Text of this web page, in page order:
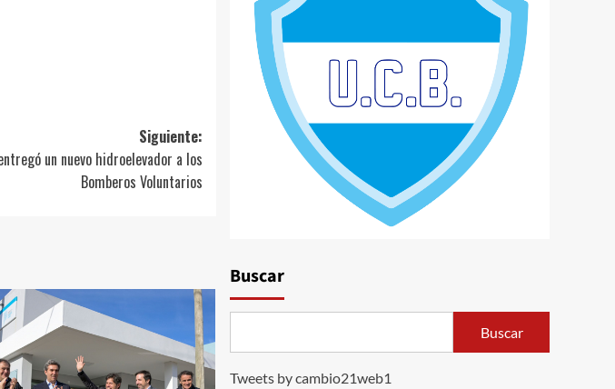
Siguiente:
un nuevo hidroelevador a los
Bomberos Voluntarios
Buscar
Buscar
Tweets by cambio21web1